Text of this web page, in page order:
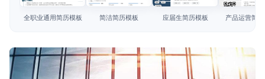
简历教程
全职业通用简历模板 简洁简历模板 应届生简历模板 产品运营简